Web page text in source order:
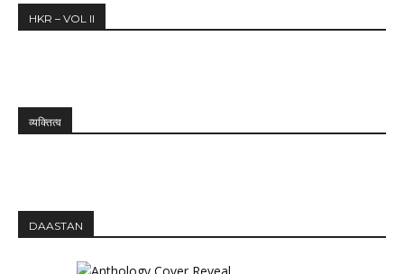
HKR – VOL II
व्यक्तित्व
DAASTAN